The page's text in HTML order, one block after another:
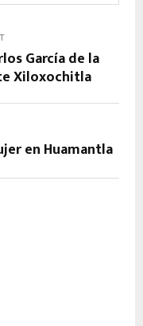
García de la
Xiloxochitla
en Huamantla